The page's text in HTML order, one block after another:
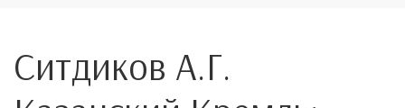
Ситдиков А.Г.